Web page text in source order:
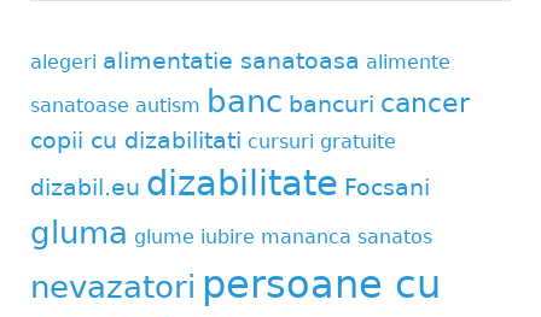
alegeri alimentatie sanatoasa alimente
sanatoase autism banc bancuri cancer
copii cu dizabilitati cursuri gratuite
dizabil.eu dizabilitate Focsani
gluma glume iubire mananca sanatos
nevazatori persoane cu